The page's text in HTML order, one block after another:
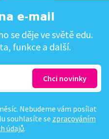
e-mail
se děje ve světě edu.
funkce a další.
Nebudeme vám posílat
souhlasíte se zpracováním
údajů.